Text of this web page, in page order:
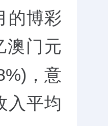
的博彩
澳门元
，意
入平均